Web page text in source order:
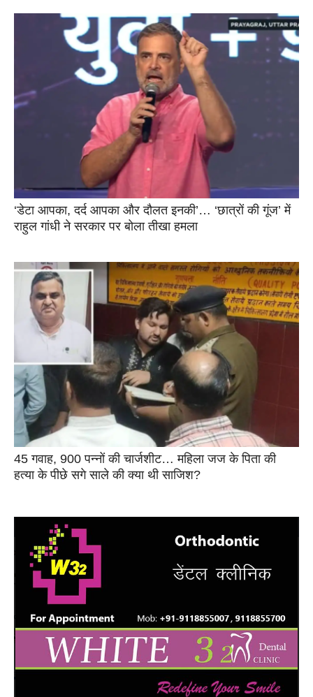
‘डेटा आपका, दर्द आपका और दौलत इनकी’… ‘छात्रों की गूंज’ में
राहुल गांधी ने सरकार पर बोला तीखा हमला
45 गवाह, 900 पन्नों की चार्जशीट… महिला जज के पिता की
हत्या के पीछे सगे साले की क्या थी साजिश?